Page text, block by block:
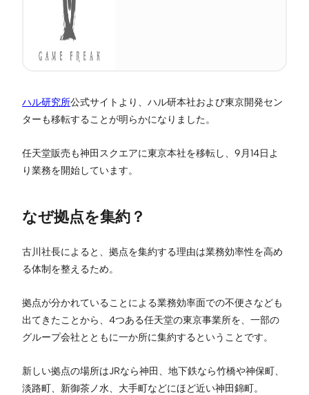
ハル研究所公式サイトより、ハル研本社および東京開発セン
ターも移転することが明らかになりました。
任天堂販売も神田スクエアに東京本社を移転し、9月14日よ
り業務を開始しています。
なぜ拠点を集約？
古川社長によると、拠点を集約する理由は業務効率性を高め
る体制を整えるため。
拠点が分かれていることによる業務効率面での不便さなども
出てきたことから、4つある任天堂の東京事業所を、一部の
グループ会社とともに一か所に集約するということです。
新しい拠点の場所はJRなら神田、地下鉄なら竹橋や神保町、
淡路町、新御茶ノ水、大手町などにほど近い神田錦町。